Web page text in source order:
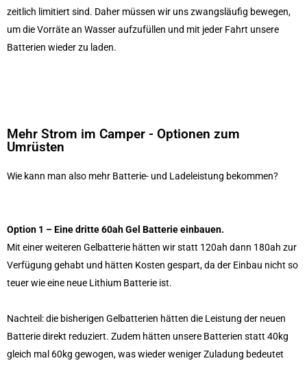
zeitlich limitiert sind. Daher müssen wir uns zwangsläufig bewegen,
um die Vorräte an Wasser aufzufüllen und mit jeder Fahrt unsere
Batterien wieder zu laden.
Mehr Strom im Camper - Optionen zum
Umrüsten
Wie kann man also mehr Batterie- und Ladeleistung bekommen?
Option 1 – Eine dritte 60ah Gel Batterie einbauen.
Mit einer weiteren Gelbatterie hätten wir statt 120ah dann 180ah zur
Verfügung gehabt und hätten Kosten gespart, da der Einbau nicht so
teuer wie eine neue Lithium Batterie ist.
Nachteil: die bisherigen Gelbatterien hätten die Leistung der neuen
Batterie direkt reduziert. Zudem hätten unsere Batterien statt 40kg
gleich mal 60kg gewogen, was wieder weniger Zuladung bedeutet